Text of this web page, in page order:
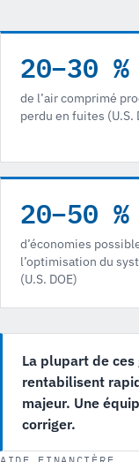
20–30 %
de l’air comprimé
perdu en fuites (U.S.
20–50 %
d’économies
l’optimisation du
(U.S. DOE)
La plupart de
rentabilisent
majeur. Une
corriger.